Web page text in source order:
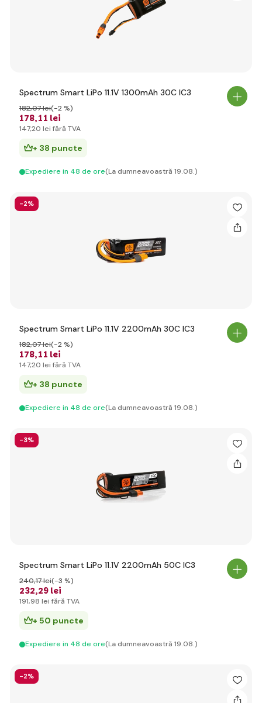
Spectrum Smart LiPo 11.1V 1300mAh 30C IC3
178,11 lei
182,07 lei(-2 %)
147,20 lei fără TVA
+ 38 puncte
Expediere in 48 de ore(La dumneavoastră 19.08.)
-2%
Spectrum Smart LiPo 11.1V 2200mAh 30C IC3
178,11 lei
182,07 lei(-2 %)
147,20 lei fără TVA
+ 38 puncte
Expediere in 48 de ore(La dumneavoastră 19.08.)
-3%
Spectrum Smart LiPo 11.1V 2200mAh 50C IC3
232,29 lei
240,17 lei(-3 %)
191,98 lei fără TVA
+ 50 puncte
Expediere in 48 de ore(La dumneavoastră 19.08.)
-2%